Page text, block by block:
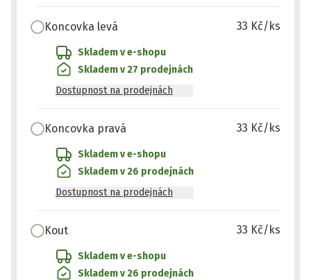
Koncovka levá 33 Kč/ks
Skladem v e-shopu
Skladem v 27 prodejnách
Dostupnost na prodejnách
Koncovka pravá 33 Kč/ks
Skladem v e-shopu
Skladem v 26 prodejnách
Dostupnost na prodejnách
Kout 33 Kč/ks
Skladem v e-shopu
Skladem v 26 prodejnách